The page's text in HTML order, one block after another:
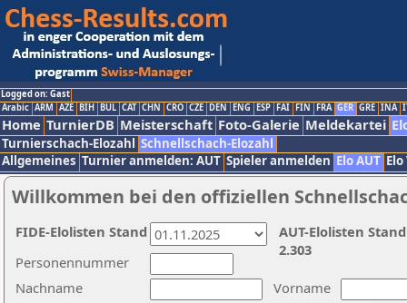
Logged on: Gast
Arabic ARM AZE BIH BUL CAT CHN CRO CZE DEN ENG ESP FAI FIN FRA GER GRE INA
Home TurnierDB Meisterschaft Foto-Galerie Meldekartei
Turnierschach-Elozahl Schnellschach-Elozahl
Allgemeines Turnier anmelden: AUT Spieler anmelden Elo AUT
Willkommen bei den offiziellen
Nachname
Vorname
Personennummer
AUT-Elolisten
2.303
FIDE-Elolisten Stand